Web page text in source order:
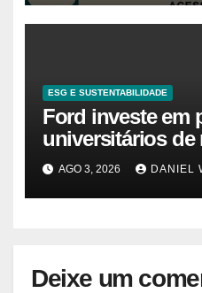
ESG E SUSTENTABILIDADE
Ford investe em
universitários de
desastres e
AGO 3, 2026 DANIEL
Deixe um